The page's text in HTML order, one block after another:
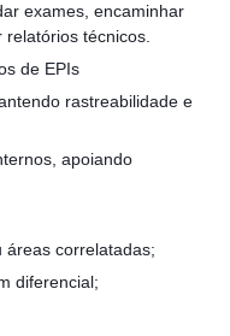
exames, encaminhar
técnicos.
de EPIs
rastreabilidade e
apoiando
áreas correlatadas;
diferencial;